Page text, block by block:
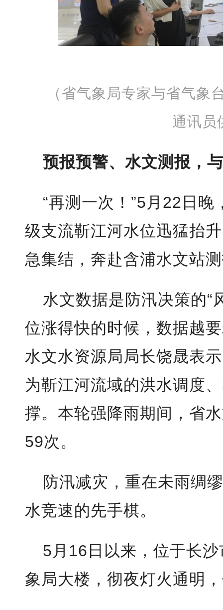
（省气象局专家与省气象
通讯员
预报预警、水文测报，
“再测一次！”5月22日
级支流靳江河水位迅猛抬
急集结，奔赴含浦水文站
水文数据是防汛决策的“
位涨得快的时候，数据越
水文水资源局局长饶晟表
为靳江河流域的洪水调度
撑。本轮强降雨期间，省
59次。
防汛减灾，重在未雨绸
水竞速的先手棋。
5月16日以来，位于长
象局大楼，彻夜灯火通明